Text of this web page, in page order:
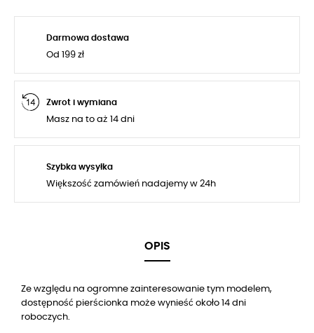
Darmowa dostawa
Od 199 zł
Zwrot i wymiana
Masz na to aż 14 dni
Szybka wysyłka
Większość zamówień nadajemy w 24h
OPIS
Ze względu na ogromne zainteresowanie tym modelem,
dostępność pierścionka może wynieść około 14 dni
roboczych.